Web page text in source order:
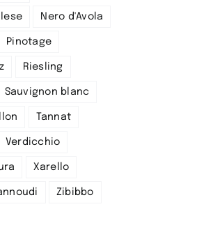
Nero d'Avola
Pinotage
Riesling
Sauvignon blanc
Tannat
Verdicchio
Xarello
Zibibbo